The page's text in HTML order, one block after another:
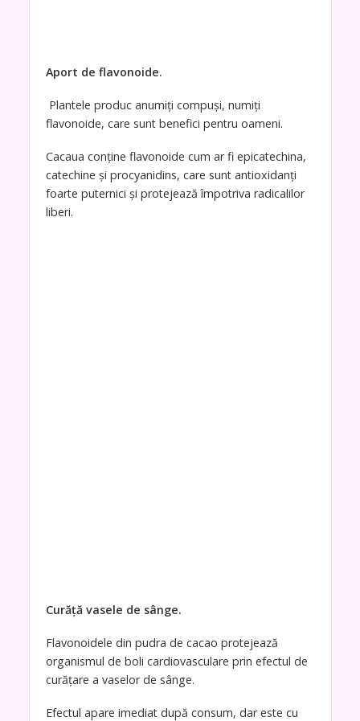
Aport de flavonoide.
Plantele produc anumiți compuși, numiți
flavonoide, care sunt benefici pentru oameni.
Cacaua conține flavonoide cum ar fi epicatechina,
catechine și procyanidins, care sunt antioxidanți
foarte puternici și protejează împotriva radicalilor
liberi.
Curăță vasele de sânge.
Flavonoidele din pudra de cacao protejează
organismul de boli cardiovasculare prin efectul de
curățare a vaselor de sânge.
Efectul apare imediat după consum, dar este cu